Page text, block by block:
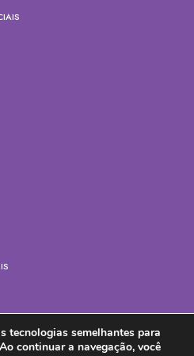
Rua Paes Leme, 524, cj.165
Pinheiros, São Paulo - SP
tecnologias semelhantes para
continuar a navegação, você